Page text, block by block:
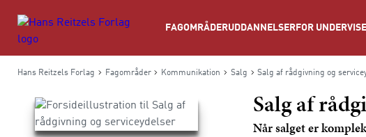
FAGOMRÅDERUDDANNELSER FOR
Hans Reitzels Forlag Fagområder Kommunikation Salg Salg af rådgivning og
Salg af
Når salget er